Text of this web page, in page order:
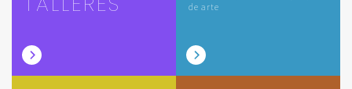
de arte